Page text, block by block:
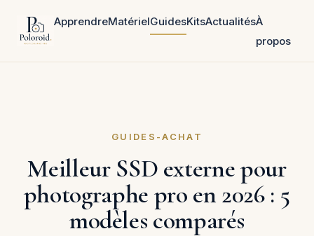
ApprendreMatérielGuidesKitsActualitésÀ
propos
GUIDES-ACHAT
Meilleur SSD externe pour
photographe pro en 2026 : 5
modèles comparés